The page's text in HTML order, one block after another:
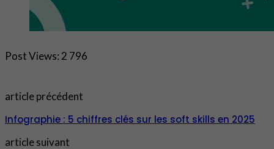
Post Views: 2 796
article précédent
Infographie : 5 chiffres clés sur les soft skills en 2025
article suivant